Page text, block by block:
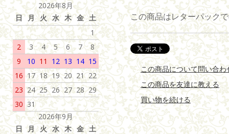
この商品はレターパック
この商品について問い合わ
この商品を友達に教える
買い物を続ける
2026年8月
日 月 火 水 木 金 土
1
2
3 4 5 6 7
8
9
10 11 12 13 14 15
16 17 18 19 20 21 22
23 24 25 26 27 28 29
30 31
2026年9月
日 月 火 水 木 金 土